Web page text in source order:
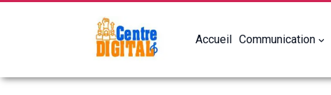
Accueil Communication